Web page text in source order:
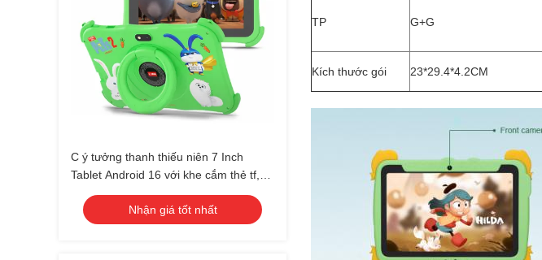
C ý tưởng thanh thiếu niên 7 Inch
Tablet Android 16 với khe cắm thẻ tf,
WiFi, 8GB + 256GB, 1024 * 600 CM89
Nhận giá tốt nhất
TP G+G
Kích thước gói 23*29.4*4.2CM